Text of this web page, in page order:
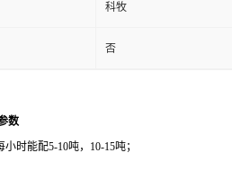
科牧
否
数
时能配5-10吨，10-15吨；